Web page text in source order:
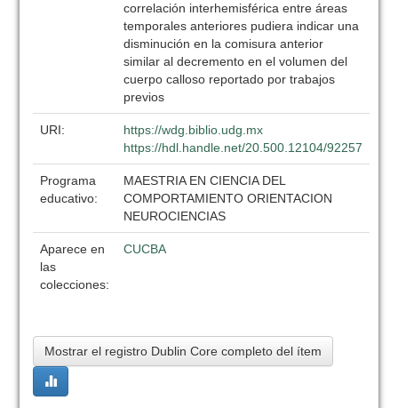
correlación interhemisférica entre áreas
temporales anteriores pudiera indicar una
disminución en la comisura anterior
similar al decremento en el volumen del
cuerpo calloso reportado por trabajos
previos
URI:
https://wdg.biblio.udg.mx
https://hdl.handle.net/20.500.12104/92257
Programa
educativo:
MAESTRIA EN CIENCIA DEL
COMPORTAMIENTO ORIENTACION
NEUROCIENCIAS
Aparece en
las
colecciones:
CUCBA
Mostrar el registro Dublin Core completo del ítem